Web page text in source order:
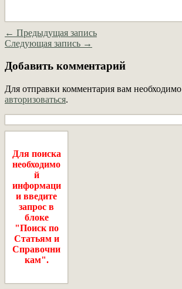
← Предыдущая запись
Следующая запись →
Добавить комментарий
Для отправки комментария вам необходимо
авторизоваться.
Для поиска
необходимо
й
информаци
и введите
запрос в
блоке
"Поиск по
Статьям и
Справочни
кам".